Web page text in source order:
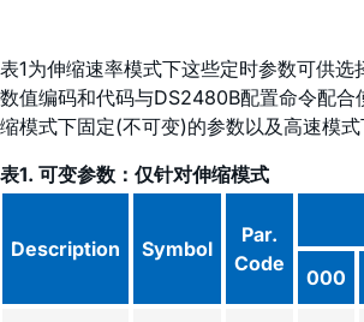
表1为伸缩速率模式下这些定时参数可供选
数值编码和代码与DS2480B配置命令配合
缩模式下固定(不可变)的参数以及高速模式
表1. 可变参数：仅针对伸缩模式
Description Symbol
Par.
Code
000